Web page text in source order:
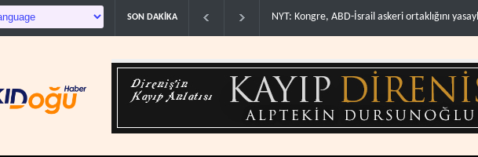
SON DAKİKA
NYT: Kongre, ABD-İsrail askeri ortaklığını yasayla kal�.. İsrail basını: Trump'ın İran